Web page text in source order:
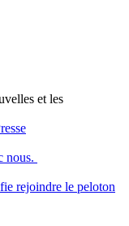
et les
nous.
rejoindre le peloton